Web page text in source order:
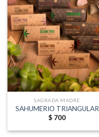
SAGRADA MADRE
SAHUMERIO TRIANGULAR
$ 700